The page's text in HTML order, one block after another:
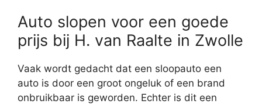
Auto slopen voor een goede
prijs bij H. van Raalte in Zwolle
Vaak wordt gedacht dat een sloopauto een
auto is door een groot ongeluk of een brand
onbruikbaar is geworden. Echter is dit een